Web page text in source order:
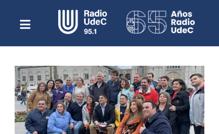
contenidoToggle
NavigationEscuchar Radio UdeC en vivo
Quiénes Somos
Programación
Podcast
Noticias